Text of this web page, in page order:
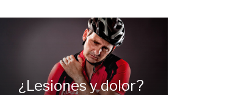
¿Lesiones y dolor?